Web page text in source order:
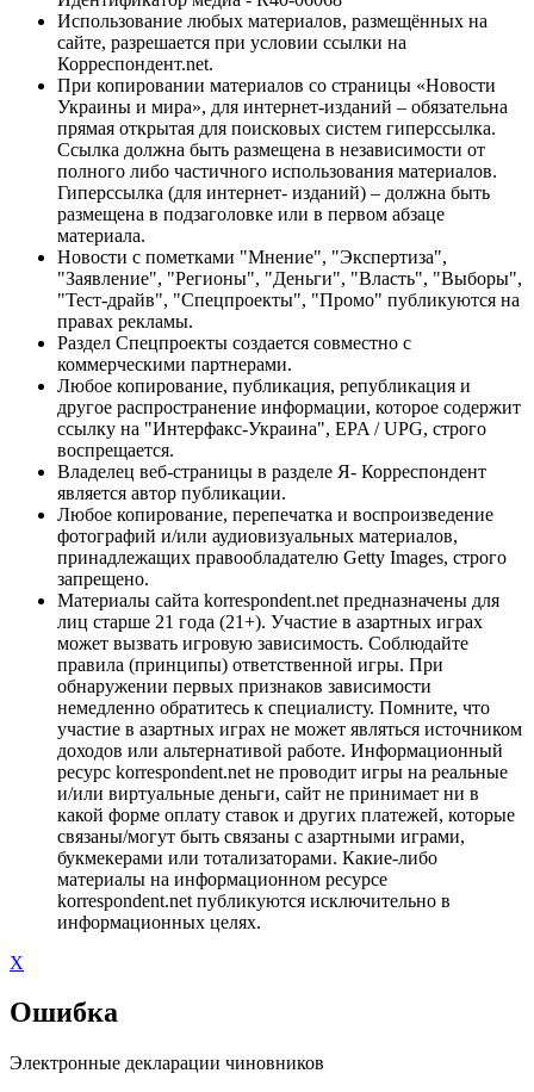
Использование любых материалов, размещённых на
сайте, разрешается при условии ссылки на
Корреспондент.net.
При копировании материалов со страницы «Новости
Украины и мира», для интернет-изданий – обязательна
прямая открытая для поисковых систем гиперссылка.
Ссылка должна быть размещена в независимости от
полного либо частичного использования материалов.
Гиперссылка (для интернет- изданий) – должна быть
размещена в подзаголовке или в первом абзаце
материала.
Новости с пометками "Мнение", "Экспертиза",
"Заявление", "Регионы", "Деньги", "Власть", "Выборы",
"Тест-драйв", "Спецпроекты", "Промо" публикуются на
правах рекламы.
Раздел Спецпроекты создается совместно с
коммерческими партнерами.
Любое копирование, публикация, републикация и
другое распространение информации, которое содержит
ссылку на "Интерфакс-Украина", EPA / UPG, строго
воспрещается.
Владелец веб-страницы в разделе Я- Корреспондент
является автор публикации.
Любое копирование, перепечатка и воспроизведение
фотографий и/или аудиовизуальных материалов,
принадлежащих правообладателю Getty Images, строго
запрещено.
Материалы сайта korrespondent.net предназначены для
лиц старше 21 года (21+). Участие в азартных играх
может вызвать игровую зависимость. Соблюдайте
правила (принципы) ответственной игры. При
обнаружении первых признаков зависимости
немедленно обратитесь к специалисту. Помните, что
участие в азартных играх не может являться источником
доходов или альтернативой работе. Информационный
ресурс korrespondent.net не проводит игры на реальные
и/или виртуальные деньги, сайт не принимает ни в
какой форме оплату ставок и других платежей, которые
связаны/могут быть связаны с азартными играми,
букмекерами или тотализаторами. Какие-либо
материалы на информационном ресурсе
korrespondent.net публикуются исключительно в
информационных целях.
X
Ошибка
Электронные декларации чиновников